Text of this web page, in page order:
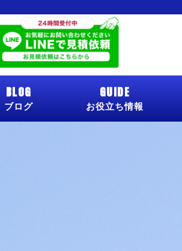
BLOG
ブログ
GUIDE
お役立ち情報